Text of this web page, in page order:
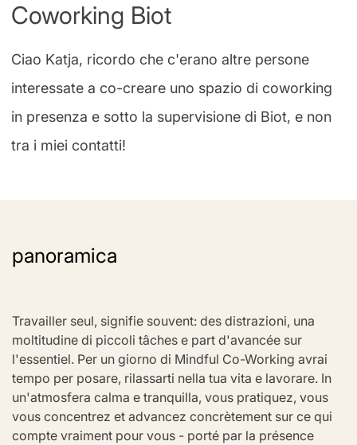
Coworking Biot
Ciao Katja, ricordo che c'erano altre persone
interessate a co-creare uno spazio di coworking
in presenza e sotto la supervisione di Biot, e non
tra i miei contatti!
panoramica
Travailler seul, signifie souvent: des distrazioni, una
moltitudine di piccoli tâches e part d'avancée sur
l'essentiel. Per un giorno di Mindful Co-Working avrai
tempo per posare, rilassarti nella tua vita e lavorare. In
un'atmosfera calma e tranquilla, vous pratiquez, vous
vous concentrez et advancez concrètement sur ce qui
compte vraiment pour vous - porté par la présence